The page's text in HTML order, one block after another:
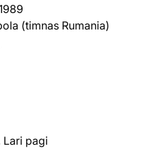
(timnas Rumania)
Lari pagi